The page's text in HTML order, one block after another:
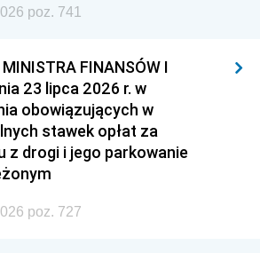
poz. 741
FINANSÓW I
23 lipca 2026 r. w
obowiązujących w
stawek opłat za
z drogi i jego parkowanie
poz. 727